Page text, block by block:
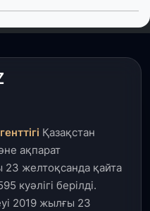
су құбыры,
үйлер
Қазақстан
ақпарат
23 желтоқсанда қайта
куәлігі берілді.
2019 жылғы 23